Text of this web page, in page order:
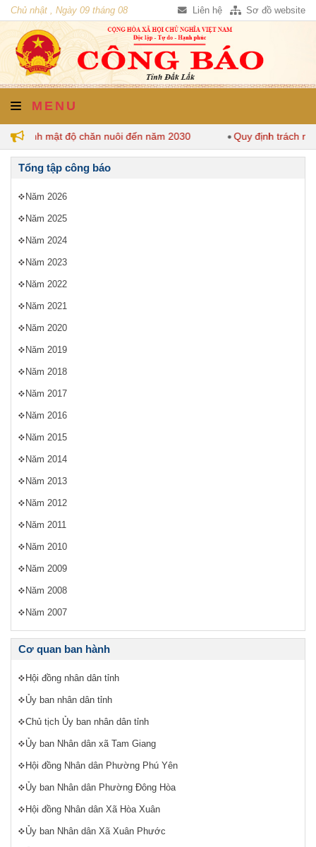
Chủ nhật , Ngày 09 tháng 08
năm 2026
Liên hệ Sơ đồ website
MENU
định mật độ chăn nuôi đến năm 2030 Quy định trách
Tổng tập công báo
Năm 2026
Năm 2025
Năm 2024
Năm 2023
Năm 2022
Năm 2021
Năm 2020
Năm 2019
Năm 2018
Năm 2017
Năm 2016
Năm 2015
Năm 2014
Năm 2013
Năm 2012
Năm 2011
Năm 2010
Năm 2009
Năm 2008
Năm 2007
Cơ quan ban hành
Hội đồng nhân dân tỉnh
Ủy ban nhân dân tỉnh
Chủ tịch Ủy ban nhân dân tỉnh
Ủy ban Nhân dân xã Tam Giang
Hội đồng Nhân dân Phường Phú Yên
Ủy ban Nhân dân Phường Đông Hòa
Hội đồng Nhân dân Xã Hòa Xuân
Ủy ban Nhân dân Xã Xuân Phước